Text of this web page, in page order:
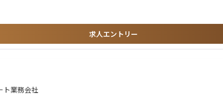
欠かせない多種多様なタスクを担っています。特定の業務範囲に捉われず、会
求人エントリー
ト業務会社